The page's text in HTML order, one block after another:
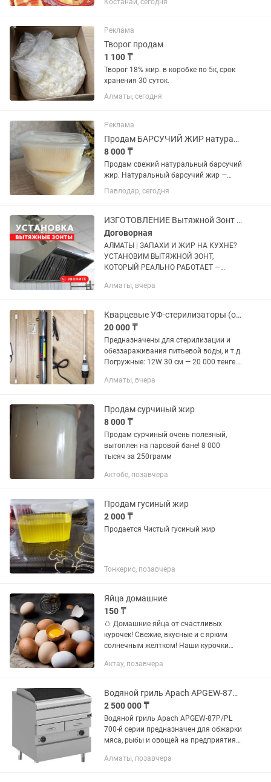
искусственных добавок. Нежный вкус и
для всей семьи. Вес — 1кг. Цена —...
Костанай, сегодня
Реклама
Творог продам
1 100 ₸
Творог 18% жир. в коробке по 5к, срок
хранения 30 суток.
Алматы, сегодня
Реклама
Продам БАРСУЧИЙ ЖИР натуральный
8 000 ₸
Продам свежий натуральный барсучий
жир. Натуральный барсучий жир —
проверенное средство для здоровья
всей семьи. Помогает при кашле,
иммунитет, ускоряет восстановление...
Павлодар, сегодня
ИЗГОТОВЛЕНИЕ Вытяжной Зонт Монтаж Вытяжка Установка Системы Вентиляция
Договорная
АЛМАТЫ | ЗАПАХИ И ЖИР НА КУХНЕ?
УСТАНОВИМ ВЫТЯЖНОЙ ЗОНТ,
КОТОРЫЙ РЕАЛЬНО РАБОТАЕТ —
ПРОБЛЕМЫ С ВОЗДУХОМ? • Запахи
дым оседают на...
Алматы, вчера
Кварцевые УФ-стерилизаторы (обеззараживатели) погружные и проточные
20 000 ₸
Предназначены для стерилизации и
обеззараживания питьевой воды, и т.д.
Погружные: 12W 30 см — 20 000 тенге.
6w 60 см — 25 000...
Алматы, вчера
Продам сурчиный жир
8 000 ₸
Продам сурчиный очень полезный,
вытоплен на паровой бане! 8 000
тысяч за 250грамм
Актобе, позавчера
Продам гусиный жир
2 000 ₸
Продается Чистый гусиный жир
Тонкерис, позавчера
Яйца домашние
150 ₸
🥚 Домашние яйца от счастливых
курочек! Свежие, вкусные и с ярким
солнечным желтком! Наши курочки
свежем воздухе, получают зерно,
Актау, позавчера
Водяной гриль Apach APGEW-87P/PL 700-й серии предназначен для обжарки мяса
2 500 000 ₸
Водяной гриль Apach APGEW-87P/PL
700-й серии предназначен для обжарки
мяса, рыбы и овощей на предприятиях
Модель с бортами оснащена
Алматы, позавчера